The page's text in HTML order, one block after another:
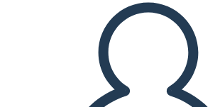
Sie dieses Storyboard
SIE EIN STORYBOARD
DIASHOW ABSPIELEN